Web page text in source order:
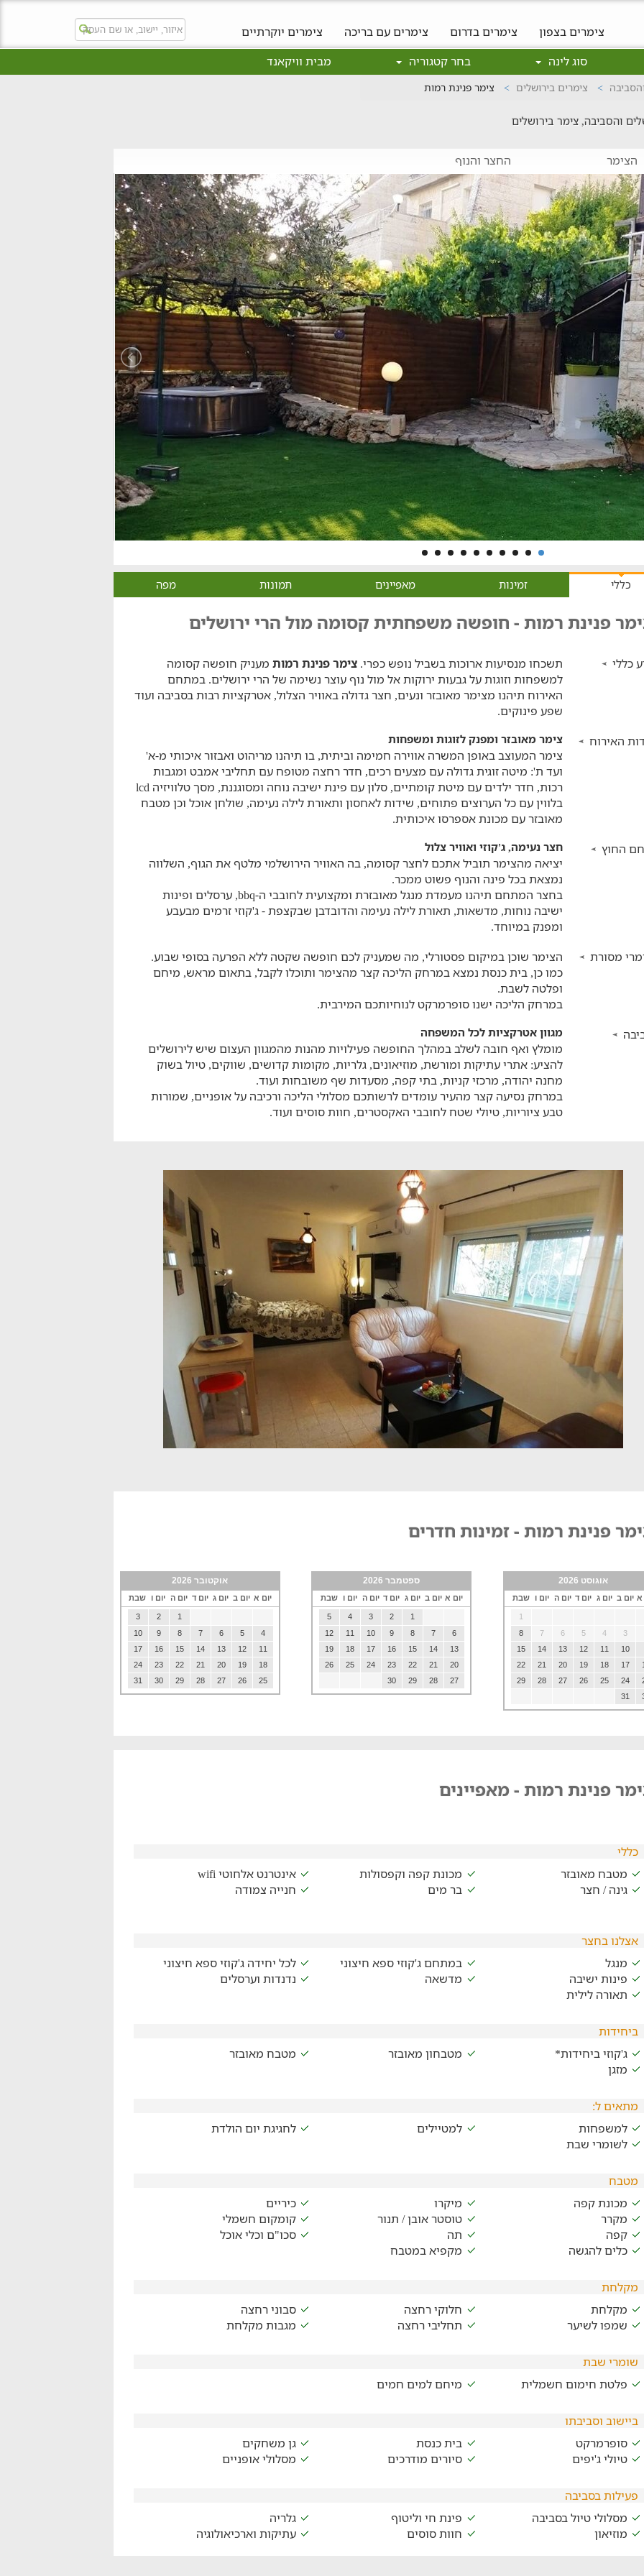
צימרים בצפון צימרים בדרום צימרים עם בריכה
צימרים יוקרתיים
סוג לינה
בחר קטגוריה מבית וויקאנד
צימרים בירושלים צימר פנינת רמות
והסביבה, צימר בירושלים
הצימר החצר והנוף
כללי זמינות מאפיינים תמונות מפה
פנינת רמות - חופשה משפחתית קסומה מול הרי ירושלים
כללי תשכחו מנסיעות ארוכות בשביל נופש כפרי.צימר פנינת רמות מעניק חופשה קסומה
למשפחות וזוגות על גבעות ירוקות אל מול נוף עוצר נשימה של הרי ירושלים. במתחם
האירוח תיהנו מצימר מאובזר ונעים, חצר גדולה באוויר הצלול, אטרקציות רבות בסביבה ועוד
שפע פינוקים.
האירוח
צימר מאובזר ומפנק לזוגות ומשפחות
צימר המעוצב באופן המשרה אווירה חמימה וביתית, בו תיהנו מריהוט ואבזור איכותי מ-א'
ועד ת': מיטה זוגית גדולה עם מצעים רכים, חדר רחצה מטופח עם תחליבי אמבט ומגבות
רכות, חדר ילדים עם מיטת קומתיים, סלון עם פינת ישיבה נוחה ומסוגננת, מסך טלוויזיה lcd
בלווין עם כל הערוצים פתוחים, שידות לאחסון ותאורת לילה נעימה, שולחן אוכל וכן מטבח
מאובזר עם מכונת אספרסו איכותית.
החוץ
חצר נעימה, ג'קוזי ואוויר צלול
יציאה מהצימר תוביל אתכם לחצר קסומה, בה האוויר הירושלמי מלטף את הגוף, השלווה
נמצאת בכל פינה והנוף פשוט ממכר.
בחצר המתחם תיהנו מעמדת מנגל מאובזרת ומקצועית לחובבי ה-bbq, ערסלים ופינות
ישיבה נוחות, מדשאות, תאורת לילה נעימה והדובדבן שבקצפת - ג'קוזי זרמים מבעבע
ומפנק במיוחד.
מסורת
הצימר שוכן במיקום פסטורלי, מה שמעניק לכם חופשה שקטה ללא הפרעה בסופי שבוע.
כמו כן, בית כנסת נמצא במרחק הליכה קצר מהצימר ותוכלו לקבל, בתאום מראש, מיחם
ופלטה לשבת.
במרחק הליכה ישנו סופרמרקט לנוחיותכם המירבית.
מגוון אטרקציות לכל המשפחה
מומלץ ואף חובה לשלב במהלך החופשה פעילויות מהנות מהמגוון העצום שיש לירושלים
להציע: אתרי עתיקות ומורשת, מוזיאונים, גלריות, מקומות קדושים, שווקים, טיול בשוק
מחנה יהודה, מרכזי קניות, בתי קפה, מסעדות שף משובחות ועוד.
במרחק נסיעה קצר מהעיר עומדים לרשותכם מסלולי הליכה ורכיבה על אופניים, שמורות
טבע ציוריות, טיולי שטח לחובבי האקסטרים, חוות סוסים ועוד.
פנינת רמות - זמינות חדרים
אוגוסט 2026
א יום ב יום ג יום ד יום ה יום ו שבת
1
3
4
5
6
7
8
10
11
12
13
14
15
17
18
19
20
21
22
24
25
26
27
28
29
31
ספטמבר 2026
יום א יום ב יום ג יום ד יום ה יום ו שבת
1
2
3
4
5
6
7
8
9
10
11
12
13
14
15
16
17
18
19
20
21
22
23
24
25
26
27
28
29
30
אוקטובר 2026
יום א יום ב יום ג יום ד יום ה יום ו שבת
1
2
3
4
5
6
7
8
9
10
11
12
13
14
15
16
17
18
19
20
21
22
23
24
25
26
27
28
29
30
31
פנינת רמות - מאפיינים
כללי
מטבח מאובזר
מכונת קפה וקפסולות
אינטרנט אלחוטי wifi
גינה / חצר
בר מים חנייה צמודה
אצלנו בחצר
מנגל
במתחם ג'קוזי ספא חיצוני
לכל יחידה ג'קוזי ספא חיצוני
פינות ישיבה
מדשאה
נדנדות וערסלים
תאורה לילית
ביחידות
ג'קוזי ביחידות*
מטבחון מאובזר
מטבח מאובזר
מזגן
מתאים ל:
למשפחות
למטיילים
לחגיגת יום הולדת
לשומרי שבת
מטבח
מכונת קפה
מיקרו
כיריים
מקרר
טוסטר אובן / תנור
קומקום חשמלי
קפה
תה
סכו"ם וכלי אוכל
כלים להגשה
מקפיא במטבח
מקלחת
מקלחת
חלוקי רחצה
סבוני רחצה
שמפו לשיער
תחליבי רחצה מגבות מקלחת
שומרי שבת
פלטת חימום חשמלית
מיחם למים חמים
ביישוב וסביבתו
סופרמרקט
בית כנסת
גן משחקים
טיולי ג'יפים
סיורים מודרכים מסלולי אופניים
פעילות בסביבה
מסלולי טיול בסביבה
פינת חי וליטוף
גלריה
מוזיאון
חוות סוסים עתיקות וארכיאולוגיה